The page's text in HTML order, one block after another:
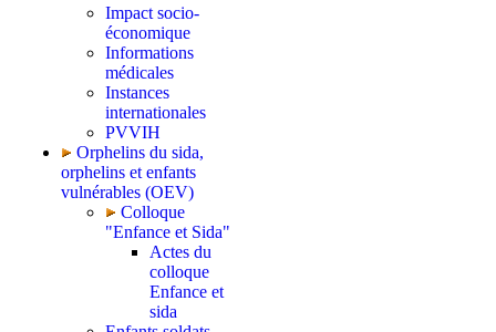
Impact socio-
économique
Informations
médicales
Instances
internationales
PVVIH
Orphelins du sida,
orphelins et enfants
vulnérables (OEV)
Colloque
"Enfance et Sida"
Actes du
colloque
Enfance et
sida